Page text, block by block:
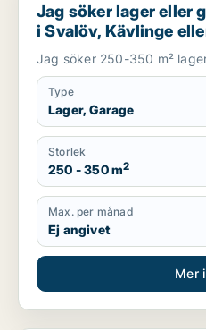
Jag söker lager eller
i Svalöv, Kävlinge
Jag söker 250-350 m²
Type
Lager, Garage
Storlek
250 - 350 m2
Max. per månad
Ej angivet
Mer